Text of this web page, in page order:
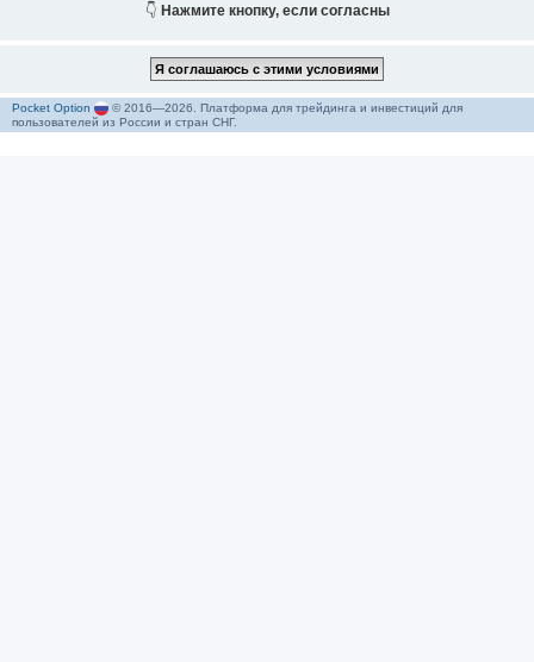
👇 Нажмите кнопку, если согласны
Pocket Option
© 2016—2026. Платформа для трейдинга и инвестиций для
пользователей из России и стран СНГ.